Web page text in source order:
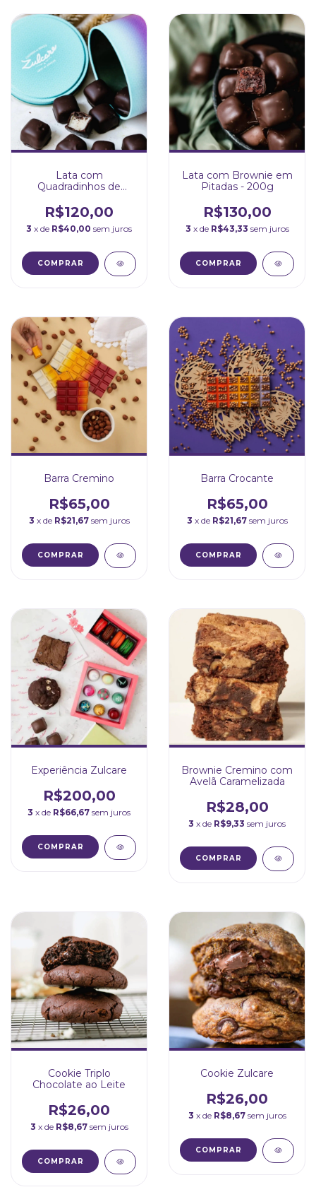
Lata com
Quadradinhos de
R$120,00
3 x de R$40,00 sem juros
Lata com Brownie em
Pitadas - 200g
R$130,00
3 x de R$43,33 sem juros
Barra Cremino
R$65,00
3 x de R$21,67 sem juros
Barra Crocante
R$65,00
3 x de R$21,67 sem juros
Experiência Zulcare
R$200,00
3 x de R$66,67 sem juros
Brownie Cremino com
Avelã Caramelizada
R$28,00
3 x de R$9,33 sem juros
Cookie Triplo
Chocolate ao Leite
R$26,00
3 x de R$8,67 sem juros
Cookie Zulcare
R$26,00
3 x de R$8,67 sem juros